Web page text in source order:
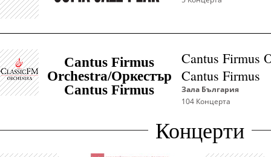
Cantus Firmus
Orchestra/Оркестър
Cantus Firmus
Cantus Firmus
Cantus Firmus
Зала България
104 Концерта
Концерти